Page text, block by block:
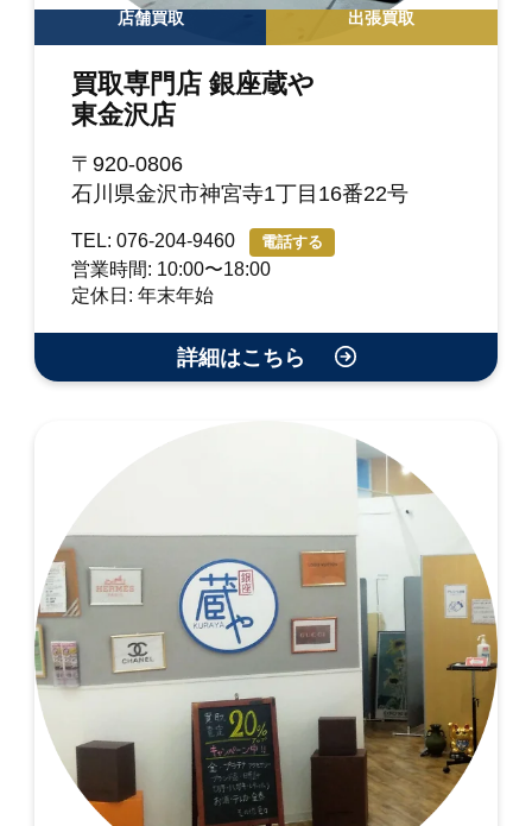
店舗買取 出張買取
買取専門店 銀座蔵や
東金沢店
〒920-0806
石川県金沢市神宮寺1丁目16番22号
TEL: 076-204-9460 電話する
営業時間: 10:00〜18:00
定休日: 年末年始
詳細はこちら